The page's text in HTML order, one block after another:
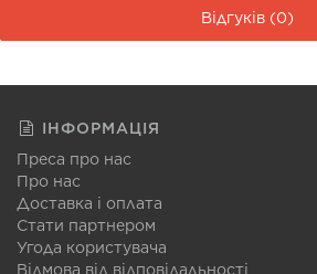
Відгуків (0)
ІНФОРМАЦІЯ
Преса про нас
Про нас
Доставка і оплата
Стати партнером
Угода користувача
Відмова від відповідальності